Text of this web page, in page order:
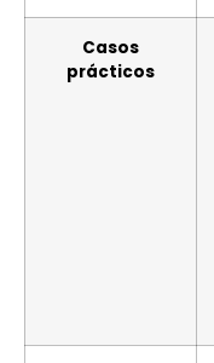
Casos
prácticos